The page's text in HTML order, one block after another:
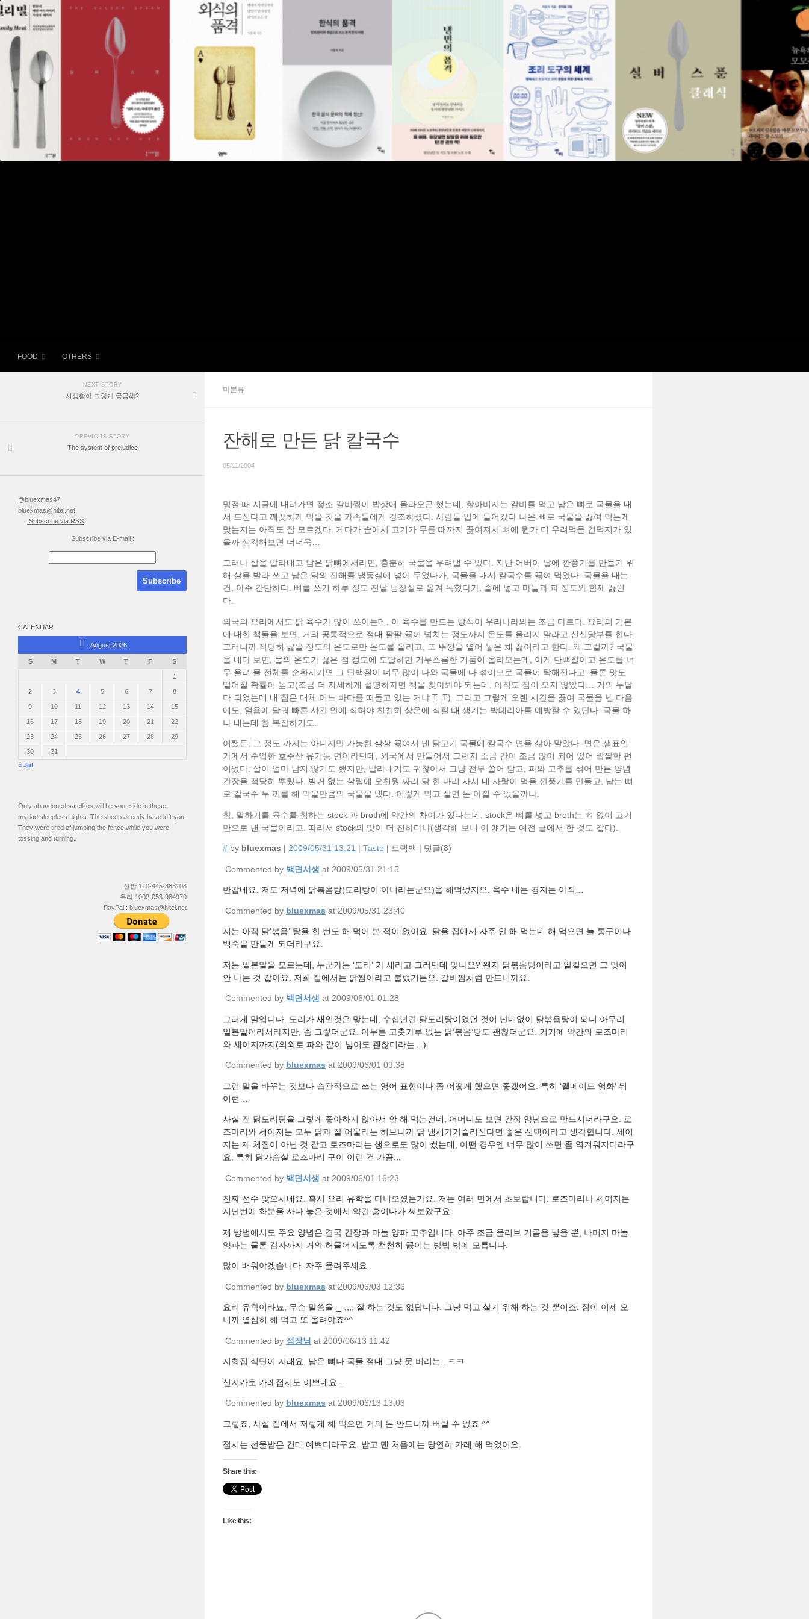
Skip to content
FOOD OTHERS
미분류
잔해로 만든 닭 칼국수
05/11/2004
명절 때 시골에 내려가면 젖소 갈비찜이 밥상에 올라오곤 했는데, 할아버지는 갈비를 먹고 남은 뼈로 국물을 내
서 드신다고 깨끗하게 먹을 것을 가족들에게 강조하셨다. 사람들 입에 들어갔다 나온 뼈로 국물을 끓여 먹는게
맞는지는 아직도 잘 모르겠다. 게다가 솥에서 고기가 무를 때까지 끓여져서 뼈에 뭔가 더 우려먹을 건덕지가 있
을까 생각해보면 더더욱…
그러나 살을 발라내고 남은 닭뼈에서라면, 충분히 국물을 우려낼 수 있다. 지난 어버이 날에 깐풍기를 만들기 위
해 살을 발라 쓰고 남은 닭의 잔해를 냉동실에 넣어 두었다가, 국물을 내서 칼국수를 끓여 먹었다. 국물을 내는
건, 아주 간단하다. 뼈를 쓰기 하루 정도 전날 냉장실로 옮겨 녹혔다가, 솥에 넣고 마늘과 파 정도와 함께 끓인
다.
외국의 요리에서도 닭 육수가 많이 쓰이는데, 이 육수를 만드는 방식이 우리나라와는 조금 다르다. 요리의 기본
에 대한 책들을 보면, 거의 공통적으로 절대 팔팔 끓어 넘치는 정도까지 온도를 올리지 말라고 신신당부를 한다.
그러니까 적당히 끓을 정도의 온도로만 온도를 올리고, 또 뚜껑을 열어 놓은 채 끓이라고 한다. 왜 그럴까? 국물
을 내다 보면, 물의 온도가 끓은 점 정도에 도달하면 거무스름한 거품이 올라오는데, 이게 단백질이고 온도를 너
무 올려 물 전체를 순환시키면 그 단백질이 너무 많이 나와 국물에 다 섞이므로 국물이 탁해진다고. 물론 맛도
떨어질 확률이 높고(조금 더 자세하게 설명하자면 책을 찾아봐야 되는데, 아직도 짐이 오지 않았다… 거의 두달
다 되었는데 내 짐은 대체 어느 바다를 떠돌고 있는 거냐 T_T). 그리고 그렇게 오랜 시간을 끓여 국물을 낸 다음
에도, 얼음에 담궈 빠른 시간 안에 식혀야 천천히 상온에 식힐 때 생기는 박테리아를 예방할 수 있단다. 국물 하
나 내는데 참 복잡하기도.
어쨌든, 그 정도 까지는 아니지만 가능한 살살 끓여서 낸 닭고기 국물에 칼국수 면을 삶아 말았다. 면은 샘표인
가에서 수입한 호주산 유기농 면이라던데, 외국에서 만들어서 그런지 소금 간이 조금 많이 되어 있어 짭짤한 편
이었다. 살이 얼마 남지 않기도 했지만, 발라내기도 귀찮아서 그냥 전부 쓸어 담고, 파와 고추를 섞어 만든 양념
간장을 적당히 뿌렸다. 별거 없는 살림에 오천원 짜리 닭 한 마리 사서 네 사람이 먹을 깐풍기를 만들고, 남는 뼈
로 칼국수 두 끼를 해 먹을만큼의 국물을 냈다. 이렇게 먹고 살면 돈 아낄 수 있을까나.
참, 말하기를 육수를 칭하는 stock 과 broth에 약간의 차이가 있다는데, stock은 뼈를 넣고 broth는 뼈 없이 고기
만으로 낸 국물이라고. 따라서 stock의 맛이 더 진하다나(생각해 보니 이 얘기는 예전 글에서 한 것도 같다).
# by bluexmas 2009/05/31 13:21 Taste 트랙백 덧글(8)
Commented by 백면서생 at 2009/05/31 21:15
반갑네요. 저도 저녁에 닭볶음탕(도리탕이 아니라는군요)을 해먹었지요. 육수 내는 경지는 아직…
Commented by bluexmas at 2009/05/31 23:40
저는 아직 닭’볶음’ 탕을 한 번도 해 먹어 본 적이 없어요. 닭을 집에서 자주 안 해 먹는데 해 먹으면 늘 통구이나
백숙을 만들게 되더라구요.
저는 일본말을 모르는데, 누군가는 ‘도리’ 가 새라고 그러던데 맞나요? 왠지 닭볶음탕이라고 일컬으면 그 맛이
안 나는 것 같아요. 저희 집에서는 닭찜이라고 불렀거든요. 갈비찜처럼 만드니까요.
Commented by 백면서생 at 2009/06/01 01:28
그러게 말입니다. 도리가 새인것은 맞는데, 수십년간 닭도리탕이었던 것이 난데없이 닭볶음탕이 되니 아무리
일본말이라서라지만, 좀 그렇더군요. 아무튼 고춧가루 없는 닭’볶음’탕도 괜찮더군요. 거기에 약간의 로즈마리
와 세이지까지(의외로 파와 같이 넣어도 괜찮더라는…).
Commented by bluexmas at 2009/06/01 09:38
그런 말을 바꾸는 것보다 습관적으로 쓰는 영어 표현이나 좀 어떻게 했으면 좋겠어요. 특히 ‘웰메이드 영화’ 뭐
이런…
사실 전 닭도리탕을 그렇게 좋아하지 않아서 안 해 먹는건데, 어머니도 보면 간장 양념으로 만드시더라구요. 로
즈마리와 세이지는 모두 닭과 잘 어울리는 허브니까 닭 냄새가거슬리신다면 좋은 선택이라고 생각합니다. 세이
지는 제 체질이 아닌 것 같고 로즈마리는 생으로도 많이 썼는데, 어떤 경우엔 너무 많이 쓰면 좀 역겨워지더라구
요, 특히 닭가슴살 로즈마리 구이 이런 건 가끔.,,
Commented by 백면서생 at 2009/06/01 16:23
진짜 선수 맞으시네요. 혹시 요리 유학을 다녀오셨는가요. 저는 여러 면에서 초보랍니다. 로즈마리나 세이지는
지난번에 화분을 사다 놓은 것에서 약간 훑어다가 써보았구요.
제 방법에서도 주요 양념은 결국 간장과 마늘 양파 고추입니다. 아주 조금 올리브 기름을 넣을 뿐, 나머지 마늘
양파는 물론 감자까지 거의 허물어지도록 천천히 끓이는 방법 밖에 모릅니다.
많이 배워야겠습니다. 자주 올려주세요.
Commented by bluexmas at 2009/06/03 12:36
요리 유학이라뇨, 무슨 말씀을-_-;;;; 잘 하는 것도 없답니다. 그냥 먹고 살기 위해 하는 것 뿐이죠. 짐이 이제 오
니까 열심히 해 먹고 또 올려야죠^^
Commented by 점장님 at 2009/06/13 11:42
저희집 식단이 저래요. 남은 뼈나 국물 절대 그냥 못 버리는.. ㅋㅋ
신지카토 카레접시도 이쁘네요 –
Commented by bluexmas at 2009/06/13 13:03
그렇죠, 사실 집에서 저렇게 해 먹으면 거의 돈 안드니까 버릴 수 없죠 ^^
접시는 선물받은 건데 예쁘더라구요. 받고 맨 처음에는 당연히 카레 해 먹었어요.
Share this:
Like this:
NEXT STORY
사생활이 그렇게 궁금해?
PREVIOUS STORY
The system of prejudice
@bluexmas47
bluexmas@hitel.net
Subscribe via RSS
Subscribe via E-mail :
CALENDAR
August 2026
S M T W T F S
1
2 3 4 5 6 7 8
9 10 11 12 13 14 15
16 17 18 19 20 21 22
23 24 25 26 27 28 29
30
31
« Jul
Only abandoned satellites will be your side in these
myriad sleepless nights. The sheep already have left you.
They were tired of jumping the fence while you were
tossing and turning.
신한 110-445-363108
우리 1002-053-984970
PayPal : bluexmas@hitel.net